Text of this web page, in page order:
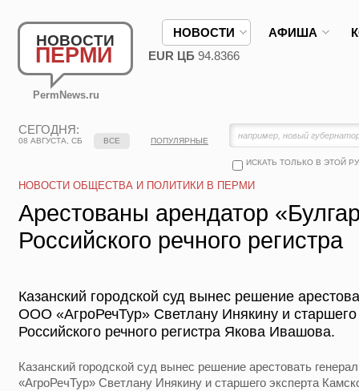
НОВОСТИ
ПЕРМИ
PermNews.ru
НОВОСТИ АФИША
EUR ЦБ 94.8366
СЕГОДНЯ:
08 АВГУСТА, СБ
ИСКАТЬ ТОЛЬКО В ЭТОЙ
ВСЕ ПОПУЛЯРНЫЕ
НОВОСТИ ОБЩЕСТВА И ПОЛИТИКИ В ПЕРМИ
Арестованы арендатор
Российского речного регистра
Казанский городской суд вынес решение
ООО «АгроРечТур» Светлану Инякину и
Российского речного регистра Якова Ивашова.
Казанский городской суд вынес решение арестовать
«АгроРечТур» Светлану Инякину и старшего эксперта